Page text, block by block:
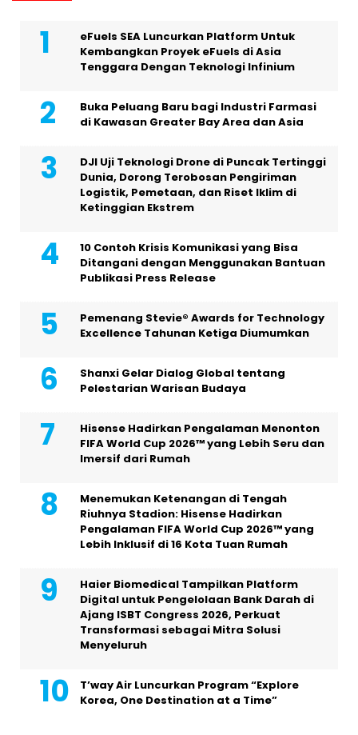
eFuels SEA Luncurkan Platform Untuk
Kembangkan Proyek eFuels di Asia
Tenggara Dengan Teknologi Infinium
Buka Peluang Baru bagi Industri Farmasi
di Kawasan Greater Bay Area dan Asia
DJI Uji Teknologi Drone di Puncak Tertinggi
Dunia, Dorong Terobosan Pengiriman
Logistik, Pemetaan, dan Riset Iklim di
Ketinggian Ekstrem
10 Contoh Krisis Komunikasi yang Bisa
Ditangani dengan Menggunakan Bantuan
Publikasi Press Release
Pemenang Stevie® Awards for Technology
Excellence Tahunan Ketiga Diumumkan
Shanxi Gelar Dialog Global tentang
Pelestarian Warisan Budaya
Hisense Hadirkan Pengalaman Menonton
FIFA World Cup 2026™ yang Lebih Seru dan
Imersif dari Rumah
Menemukan Ketenangan di Tengah
Riuhnya Stadion: Hisense Hadirkan
Pengalaman FIFA World Cup 2026™ yang
Lebih Inklusif di 16 Kota Tuan Rumah
Haier Biomedical Tampilkan Platform
Digital untuk Pengelolaan Bank Darah di
Ajang ISBT Congress 2026, Perkuat
Transformasi sebagai Mitra Solusi
Menyeluruh
T’way Air Luncurkan Program “Explore
Korea, One Destination at a Time”